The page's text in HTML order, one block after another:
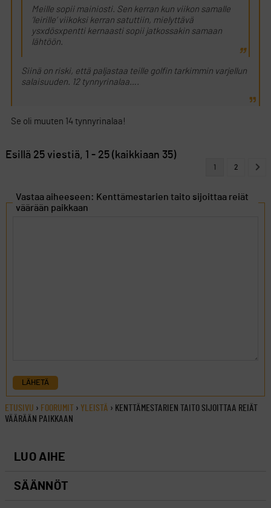
Meille sopii mainiosti. Sen kerran kun viikon samalle
’leirille’ viikoksi kerran satuttiin, mielyttävä
ysxdösxpentti kernaasti sopii jatkossakin samaan
lähtöön.
Siinä on riski, että paljastaa teille golfin tarkimmin varjellun
salaisuuden. 12 tynnyrinalaa….
Se oli muuten 14 tynnyrinalaa!
Esillä 25 viestiä, 1 - 25 (kaikkiaan 35)
1 2
Vastaa aiheeseen: Kenttämestarien taito sijoittaa reiät
väärään paikkaan
LÄHETÄ
ETUSIVU › FOORUMIT › YLEISTÄ › KENTTÄMESTARIEN TAITO SIJOITTAA REIÄT
VÄÄRÄÄN PAIKKAAN
LUO AIHE
SÄÄNNÖT